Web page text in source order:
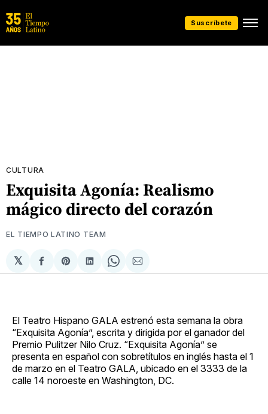
Suscríbete
CULTURA
Exquisita Agonía: Realismo
mágico directo del corazón
EL TIEMPO LATINO TEAM
𝕏
Compartir
en
Share
on
Compartir
en
Share
on
Compartir
via
El Teatro Hispano GALA estrenó esta semana la obra
“Exquisita Agonía”, escrita y dirigida por el ganador del
Premio Pulitzer Nilo Cruz. “Exquisita Agonía” se
presenta en español con sobretítulos en inglés hasta el 1
de marzo en el Teatro GALA, ubicado en el 3333 de la
calle 14 noroeste en Washington, DC.